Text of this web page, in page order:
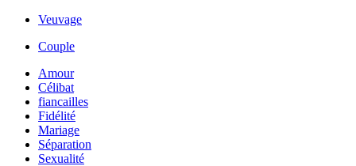
Veuvage
Couple
Amour
Célibat
fiancailles
Fidélité
Mariage
Séparation
Sexualité